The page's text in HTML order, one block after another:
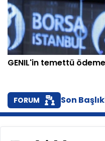
GENIL'in temettü
FORUM Son